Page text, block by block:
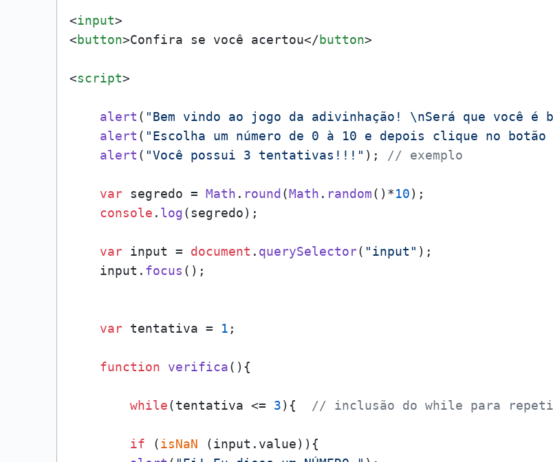
<input>
<button>Confira se você acertou</button>
<script>
alert ( "Bem vindo ao jogo da adivinhação! \nSerá que você é
alert ( "Escolha um número de 0 à 10 e depois clique no
alert ( "Você possui 3 tentativas!!!" ); // exemplo
var segredo = Math . round (Math . random()*10);
console . log(segredo);
var input = document . querySelector( "input" );
    input.
focus ();
var tentativa = 1 ;
function verifica( ){
while(tentativa <= 3){ // inclusão do while para
if (isNaN (input. value)){